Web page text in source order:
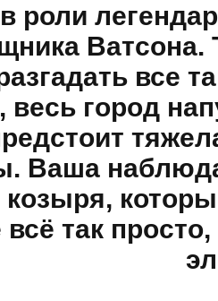
роли
Ватсона.
все
город
Ваша
всё так